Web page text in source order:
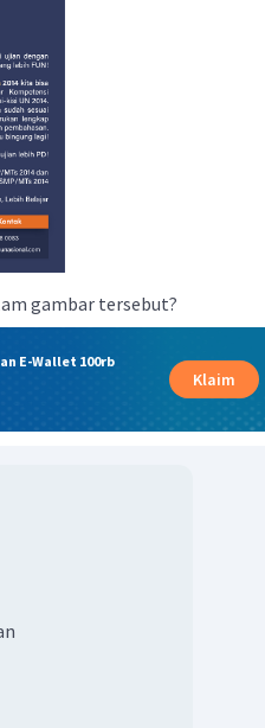
gambar tersebut?
E-Wallet 100rb
Klaim